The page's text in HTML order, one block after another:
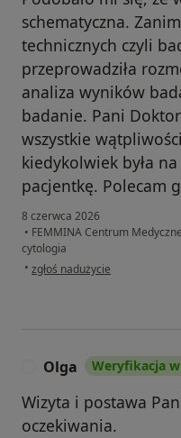
schematyczna.
technicznych czyli
przeprowadziła
analiza wyników
badanie. Pani
wszystkie
kiedykolwiek była
pacjentkę. Polecam
8 czerwca 2026
• FEMMINA Centrum Medyczne
cytologia
• w opinii użytkownika WB
zgłoś nadużycie
Olga Weryfikacja
Wizyta i postawa
oczekiwania.